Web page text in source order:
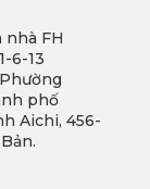
nhà FH
6-13
phố
Aichi, 456-